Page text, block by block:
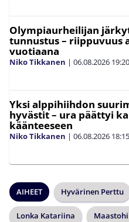
Olympiaurheilijan
tunnustus – riippuvuus
vuotiaana
Niko Tikkanen | 06.08.2026 19:20
Yksi alppihiihdon
hyvästit – ura päättyi
käänteeseen
Niko Tikkanen | 06.08.2026 18:15
AIHEET Hyvärinen Perttu
Lonka Katariina